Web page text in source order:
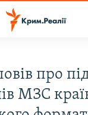
про
МЗС